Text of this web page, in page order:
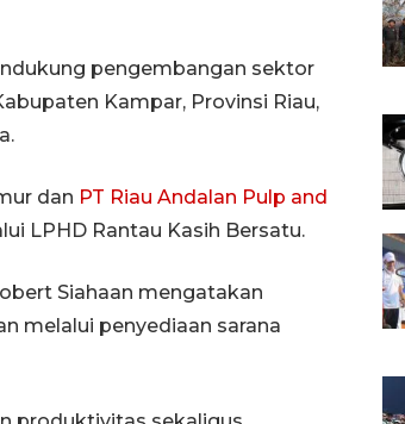
pengembangan sektor
Kampar, Provinsi Riau,
dan PT Riau Andalan Pulp and
LPHD Rantau Kasih Bersatu.
Siahaan mengatakan
melalui penyediaan sarana